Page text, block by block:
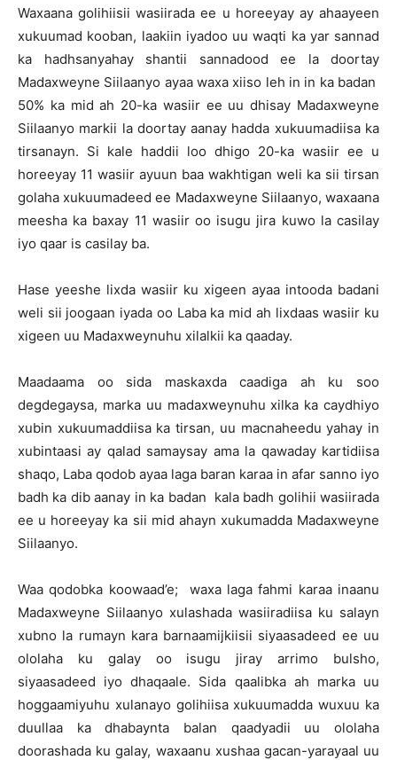
Waxaana golihiisii wasiirada ee u horeeyay ay ahaayeen
xukuumad kooban, laakiin iyadoo uu waqti ka yar sannad
ka hadhsanyahay shantii sannadood ee la doortay
Madaxweyne Siilaanyo ayaa waxa xiiso leh in in ka badan
50% ka mid ah 20-ka wasiir ee uu dhisay Madaxweyne
Siilaanyo markii la doortay aanay hadda xukuumadiisa ka
tirsanayn. Si kale haddii loo dhigo 20-ka wasiir ee u
horeeyay 11 wasiir ayuun baa wakhtigan weli ka sii tirsan
golaha xukuumadeed ee Madaxweyne Siilaanyo, waxaana
meesha ka baxay 11 wasiir oo isugu jira kuwo la casilay
iyo qaar is casilay ba.
Hase yeeshe lixda wasiir ku xigeen ayaa intooda badani
weli sii joogaan iyada oo Laba ka mid ah lixdaas wasiir ku
xigeen uu Madaxweynuhu xilalkii ka qaaday.
Maadaama oo sida maskaxda caadiga ah ku soo
degdegaysa, marka uu madaxweynuhu xilka ka caydhiyo
xubin xukuumaddiisa ka tirsan, uu macnaheedu yahay in
xubintaasi ay qalad samaysay ama la qawaday kartidiisa
shaqo, Laba qodob ayaa laga baran karaa in afar sanno iyo
badh ka dib aanay in ka badan kala badh golihii wasiirada
ee u horeeyay ka sii mid ahayn xukumadda Madaxweyne
Siilaanyo.
Waa qodobka koowaad’e; waxa laga fahmi karaa inaanu
Madaxweyne Siilaanyo xulashada wasiiradiisa ku salayn
xubno la rumayn kara barnaamijkiisii siyaasadeed ee uu
ololaha ku galay oo isugu jiray arrimo bulsho,
siyaasadeed iyo dhaqaale. Sida qaalibka ah marka uu
hoggaamiyuhu xulanayo golihiisa xukuumadda wuxuu ka
duullaa ka dhabaynta balan qaadyadii uu ololaha
doorashada ku galay, waxaanu xushaa gacan-yarayaal uu